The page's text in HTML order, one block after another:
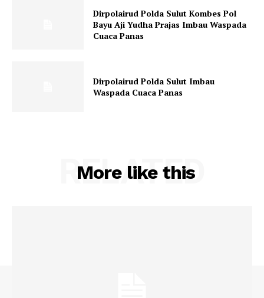
Dirpolairud Polda Sulut Kombes Pol
Bayu Aji Yudha Prajas Imbau Waspada
Cuaca Panas
Dirpolairud Polda Sulut Imbau
Waspada Cuaca Panas
More like this
RELATED